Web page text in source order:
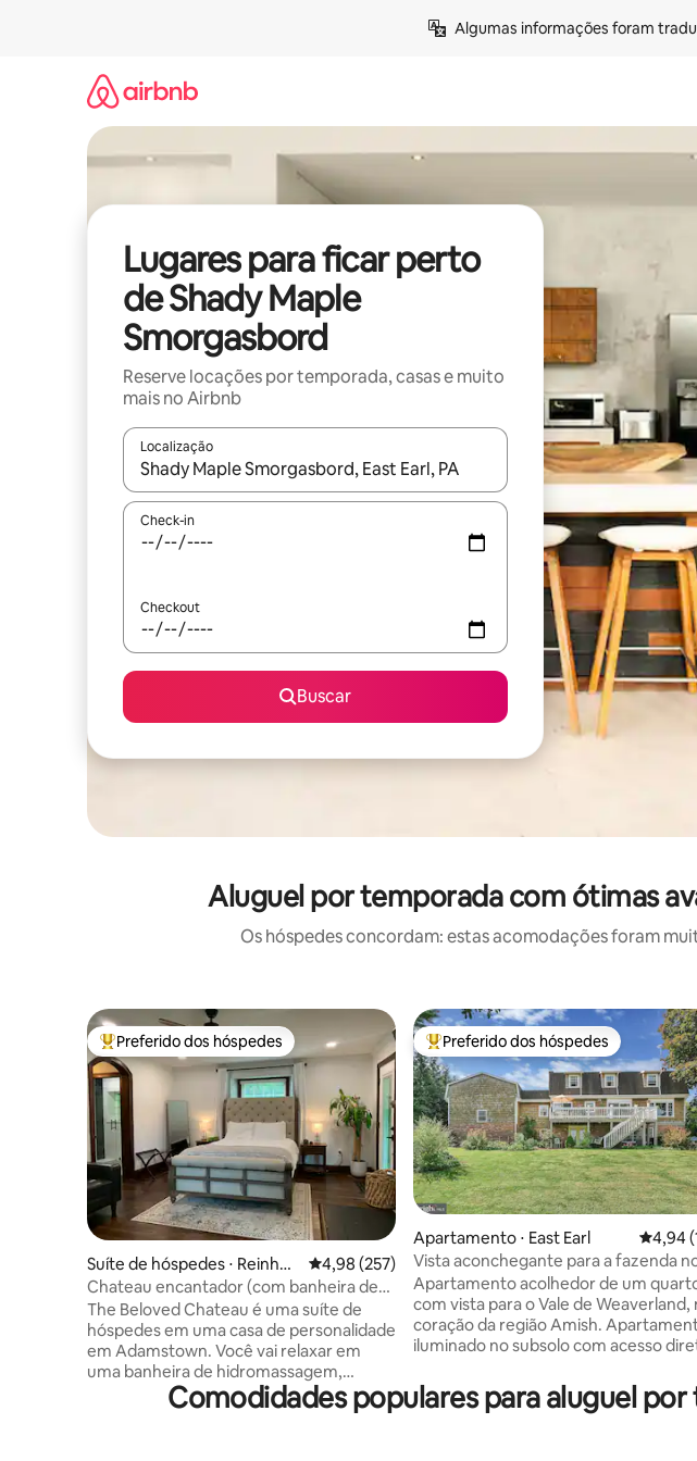
Algumas informações foram
Lugares para ficar perto
de Shady Maple
Smorgasbord
Reserve locações por temporada, casas e muito
mais no Airbnb
Localização
Quando os resultados estiverem disponíveis, explore-os usando as seta para
Check-in
Checkout
Buscar
Aluguel por temporada com ótimas
Os hóspedes concordam: estas acomodações foram
Entre os melhores preferidos dos hóspedes
Preferido dos hóspedes
Suíte de hóspedes ⋅ Reinhol
ds
4,98 de uma avaliação média de 5, 257 avaliações
4,98 (257)
Chateau encantador (com banheira de
hidromassagem)
The Beloved Chateau é uma suíte de
hóspedes em uma casa de personalidade
em Adamstown. Você vai relaxar em
uma banheira de hidromassagem,
desfrutar de uma cama firme e
confortável com um banheiro moderno
Entre os melhores preferidos dos
Preferido dos hóspedes
Apartamento ⋅ East Earl 4,94
4,94
Vista aconchegante para a fazenda
vale de Weaverland
Apartamento acolhedor de um
com vista para o Vale de Weaverland,
coração da região Amish.
iluminado no subsolo com acesso
plano aberto e banheiro completo.
Desfrute de uma garrafa de vinho na
Comodidades populares para aluguel